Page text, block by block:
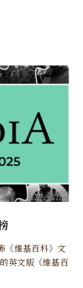
《維基百科》文
英文版《維基百